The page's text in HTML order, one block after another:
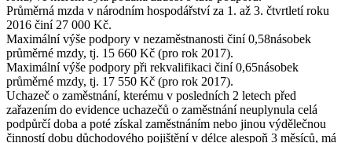
Průměrná mzda v národním hospodářství za 1. až 3. čtvrtletí roku
2016 činí 27 000 Kč.
Maximální výše podpory v nezaměstnanosti činí 0,58násobek
průměrné mzdy, tj. 15 660 Kč (pro rok 2017).
Maximální výše podpory při rekvalifikaci činí 0,65násobek
průměrné mzdy, tj. 17 550 Kč (pro rok 2017).
Uchazeč o zaměstnání, kterému v posledních 2 letech před
zařazením do evidence uchazečů o zaměstnání neuplynula celá
podpůrčí doba a poté získal zaměstnáním nebo jinou výdělečnou
činností dobu důchodového pojištění v délce alespoň 3 měsíců, má